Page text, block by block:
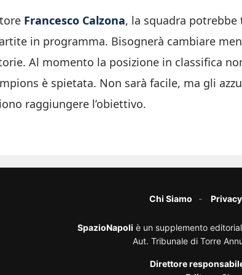
Francesco Calzona, la squadra
in programma. Bisognerà cambiare
Al momento la posizione in classifica
è spietata. Non sarà facile, ma gli
raggiungere l’obiettivo.
Chi Siamo
SpazioNapoli è un supplemento
Aut. Tribunale di Torre
Direttore